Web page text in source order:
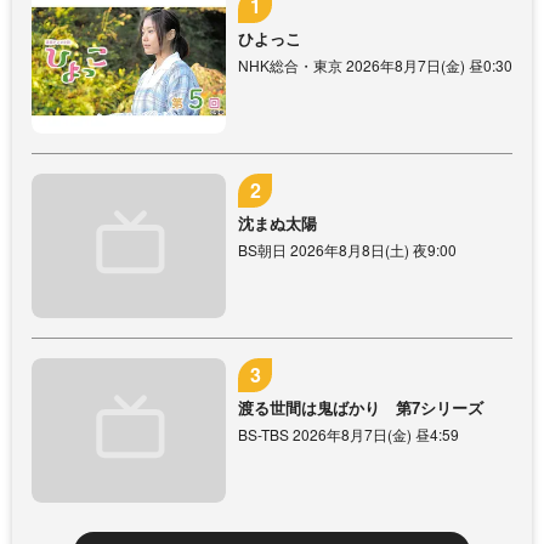
ひよっこ
NHK総合・東京 2026年8月7日(金) 昼0:30
沈まぬ太陽
BS朝日 2026年8月8日(土) 夜9:00
渡る世間は鬼ばかり 第7シリーズ
BS-TBS 2026年8月7日(金) 昼4:59